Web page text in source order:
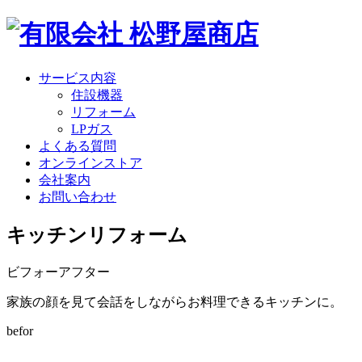
サービス内容
住設機器
リフォーム
LPガス
よくある質問
オンラインストア
会社案内
お問い合わせ
キッチンリフォーム
ビフォーアフター
家族の顔を見て会話をしながらお料理できるキッチンに。
befor